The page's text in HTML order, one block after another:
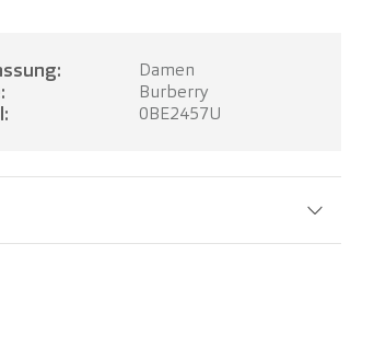
Damen
Burberry
0BE2457U